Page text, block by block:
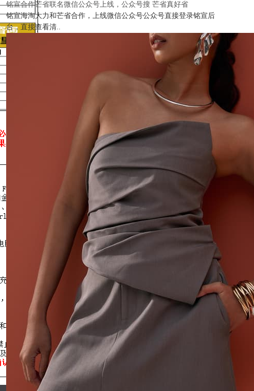
铭宣合作芒省联名微信公众号上线，公众号搜 芒省真好省
铭宣海淘大力和芒省合作，上线微信公众号公众号直接登录铭宣后
台，直接查看清..